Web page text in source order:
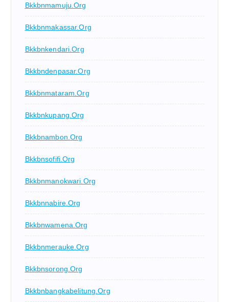
Bkkbnmamuju.org
Bkkbnmakassar.org
Bkkbnkendari.org
Bkkbndenpasar.org
Bkkbnmataram.org
Bkkbnkupang.org
Bkkbnambon.org
Bkkbnsofifi.org
Bkkbnmanokwari.org
Bkkbnnabire.org
Bkkbnwamena.org
Bkkbnmerauke.org
Bkkbnsorong.org
Bkkbnbangkabelitung.org